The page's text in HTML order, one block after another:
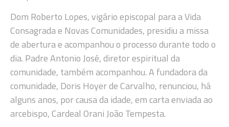
Dom Roberto Lopes, vigário episcopal para a Vida
Consagrada e Novas Comunidades, presidiu a missa
de abertura e acompanhou o processo durante todo o
dia. Padre Antonio José, diretor espiritual da
comunidade, também acompanhou. A fundadora da
comunidade, Doris Hoyer de Carvalho, renunciou, há
alguns anos, por causa da idade, em carta enviada ao
arcebispo, Cardeal Orani João Tempesta.